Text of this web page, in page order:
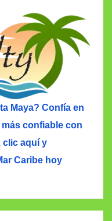
Maya? Confía en
confiable con
clic aquí y
Caribe hoy